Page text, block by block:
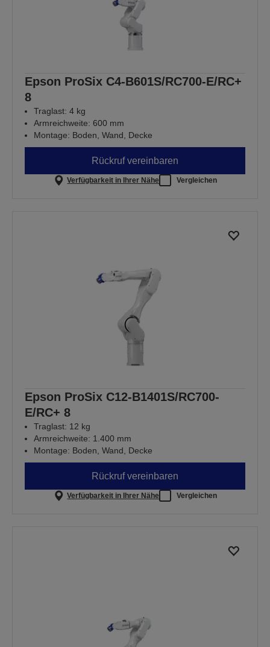
Epson ProSix C4-B601S/RC700-E/RC+
8
Traglast: 4 kg
Armreichweite: 600 mm
Montage: Boden, Wand, Decke
Rückruf vereinbaren
Verfügbarkeit in Ihrer Nähe Vergleichen
Epson ProSix C12-B1401S/RC700-
E/RC+ 8
Traglast: 12 kg
Armreichweite: 1.400 mm
Montage: Boden, Wand, Decke
Rückruf vereinbaren
Verfügbarkeit in Ihrer Nähe Vergleichen